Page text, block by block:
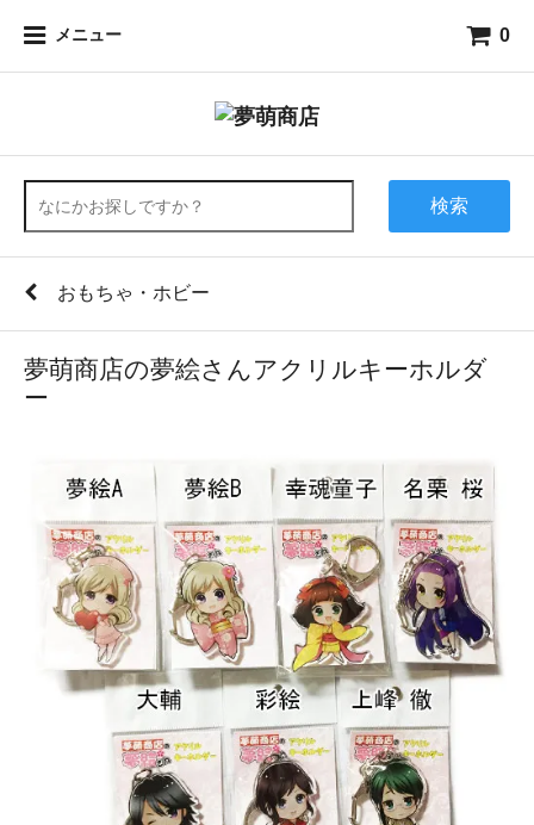
メニュー 0
検索
おもちゃ・ホビー
夢萌商店の夢絵さんアクリルキーホルダ
ー